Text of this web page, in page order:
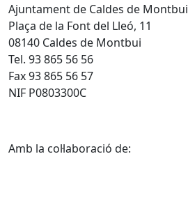
Ajuntament de Caldes de Montbui
Plaça de la Font del Lleó, 11
08140 Caldes de Montbui
Tel. 93 865 56 56
Fax 93 865 56 57
NIF P0803300C
Amb la col·laboració de: